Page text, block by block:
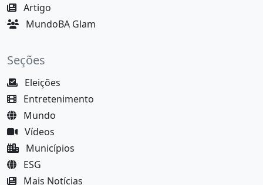
Artigo
MundoBA Glam
Seções
Eleições
Entretenimento
Mundo
Vídeos
Municípios
ESG
Mais Notícias